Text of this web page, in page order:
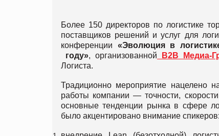
Более 150 директоров по логистике
поставщиков решений и услуг для
конференции «Эволюция в
году», организованной В2В Медиа-
Логиста.
Традиционно мероприятие нацелено
работы компании — точности,
основные тенденции рынка в сфере
было акцентировано внимание спикеров: